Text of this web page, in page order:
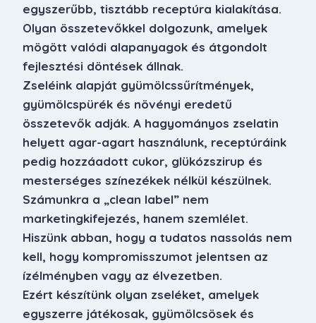
egyszerűbb, tisztább receptúra kialakítása.
Olyan összetevőkkel dolgozunk, amelyek
mögött valódi alapanyagok és átgondolt
fejlesztési döntések állnak.
Zseléink alapját gyümölcssűrítmények,
gyümölcspürék és növényi eredetű
összetevők adják. A hagyományos zselatin
helyett agar-agart használunk, receptúráink
pedig hozzáadott cukor, glükózszirup és
mesterséges színezékek nélkül készülnek.
Számunkra a „clean label” nem
marketingkifejezés, hanem szemlélet.
Hiszünk abban, hogy a tudatos nassolás nem
kell, hogy kompromisszumot jelentsen az
ízélményben vagy az élvezetben.
Ezért készítünk olyan zseléket, amelyek
egyszerre játékosak, gyümölcsösek és